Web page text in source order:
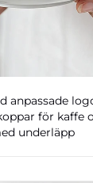
anpassade
för kaffe
underläpp